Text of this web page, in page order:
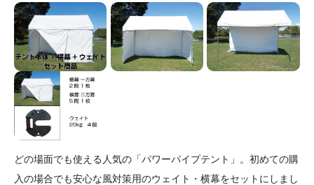
どの場面でも使える人気の「パワーパイプテント」。初めての購
入の場合でも安心な風対策用のウェイト・横幕をセットにしまし